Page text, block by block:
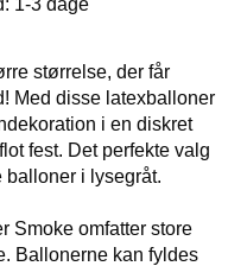
På lager
1-3 dage
størrelse, der får
Med disse latexballoner
i en diskret
fest. Det perfekte valg
balloner i lysegråt.
Smoke omfatter store
Ballonerne kan fyldes